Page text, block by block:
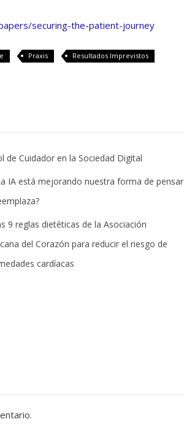
securing-the-patient-journey
Praxis
Resultados Imprevistos
de Cuidador en la Sociedad Digital
IA está mejorando nuestra forma de pensar
9 reglas dietéticas de la Asociación
del Corazón para reducir el riesgo de
cardíacas